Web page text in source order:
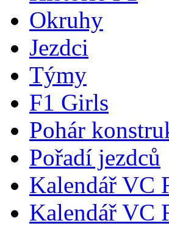
Okruhy
Jezdci
Týmy
F1 Girls
Pohár
Pořadí jezdců
Kalendář VC
Kalendář VC